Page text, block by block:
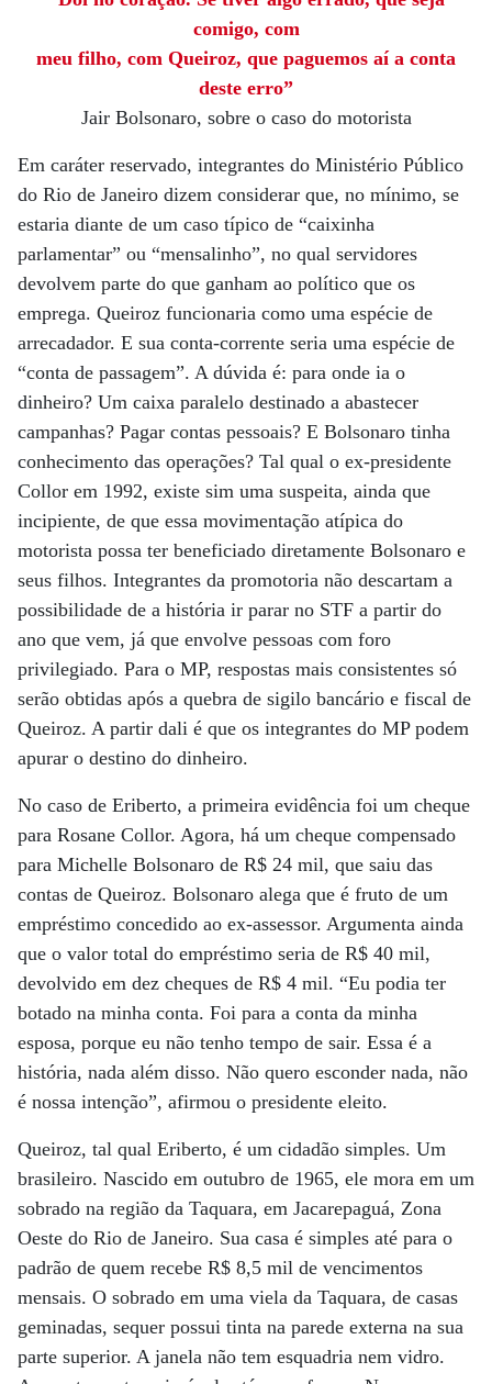
comigo, com
meu filho, com Queiroz, que paguemos aí a conta
deste erro”
Jair Bolsonaro, sobre o caso do motorista
Em caráter reservado, integrantes do Ministério Público
do Rio de Janeiro dizem considerar que, no mínimo, se
estaria diante de um caso típico de “caixinha
parlamentar” ou “mensalinho”, no qual servidores
devolvem parte do que ganham ao político que os
emprega. Queiroz funcionaria como uma espécie de
arrecadador. E sua conta-corrente seria uma espécie de
“conta de passagem”. A dúvida é: para onde ia o
dinheiro? Um caixa paralelo destinado a abastecer
campanhas? Pagar contas pessoais? E Bolsonaro tinha
conhecimento das operações? Tal qual o ex-presidente
Collor em 1992, existe sim uma suspeita, ainda que
incipiente, de que essa movimentação atípica do
motorista possa ter beneficiado diretamente Bolsonaro e
seus filhos. Integrantes da promotoria não descartam a
possibilidade de a história ir parar no STF a partir do
ano que vem, já que envolve pessoas com foro
privilegiado. Para o MP, respostas mais consistentes só
serão obtidas após a quebra de sigilo bancário e fiscal de
Queiroz. A partir dali é que os integrantes do MP podem
apurar o destino do dinheiro.
No caso de Eriberto, a primeira evidência foi um cheque
para Rosane Collor. Agora, há um cheque compensado
para Michelle Bolsonaro de R$ 24 mil, que saiu das
contas de Queiroz. Bolsonaro alega que é fruto de um
empréstimo concedido ao ex-assessor. Argumenta ainda
que o valor total do empréstimo seria de R$ 40 mil,
devolvido em dez cheques de R$ 4 mil. “Eu podia ter
botado na minha conta. Foi para a conta da minha
esposa, porque eu não tenho tempo de sair. Essa é a
história, nada além disso. Não quero esconder nada, não
é nossa intenção”, afirmou o presidente eleito.
Queiroz, tal qual Eriberto, é um cidadão simples. Um
brasileiro. Nascido em outubro de 1965, ele mora em um
sobrado na região da Taquara, em Jacarepaguá, Zona
Oeste do Rio de Janeiro. Sua casa é simples até para o
padrão de quem recebe R$ 8,5 mil de vencimentos
mensais. O sobrado em uma viela da Taquara, de casas
geminadas, sequer possui tinta na parede externa na sua
parte superior. A janela não tem esquadria nem vidro.